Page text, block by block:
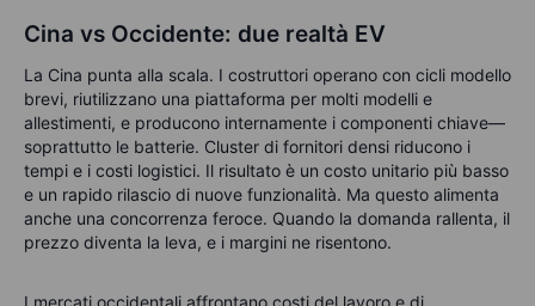
Cina vs Occidente: due realtà EV
La Cina punta alla scala. I costruttori operano con cicli modello
brevi, riutilizzano una piattaforma per molti modelli e
allestimenti, e producono internamente i componenti chiave—
soprattutto le batterie. Cluster di fornitori densi riducono i
tempi e i costi logistici. Il risultato è un costo unitario più basso
e un rapido rilascio di nuove funzionalità. Ma questo alimenta
anche una concorrenza feroce. Quando la domanda rallenta, il
prezzo diventa la leva, e i margini ne risentono.
I mercati occidentali affrontano costi del lavoro e di